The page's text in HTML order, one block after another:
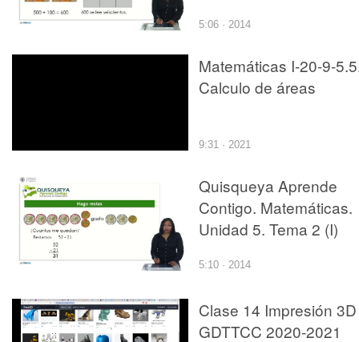
5:06 · 2014
Matemáticas I-20-9-
Calculo de áreas
9:31 · 2021
Quisqueya Aprende
Contigo. Matemáticas.
Unidad 5. Tema 2 (I)
5:10 · 2014
Clase 14 Impresión 3D
GDTTCC 2020-2021